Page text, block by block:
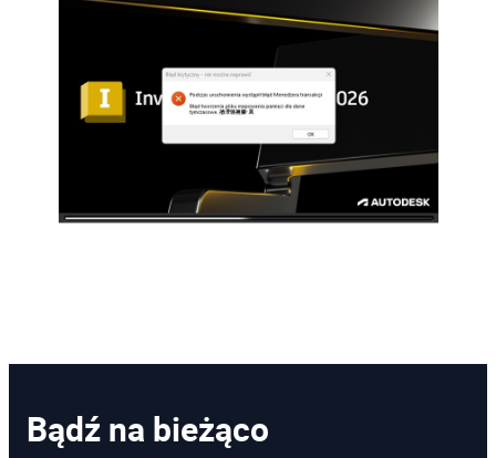
Bądź na bieżąco